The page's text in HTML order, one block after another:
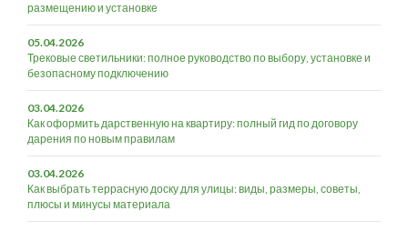
размещению и установке
05.04.2026
Трековые светильники: полное руководство по выбору, установке и
безопасному подключению
03.04.2026
Как оформить дарственную на квартиру: полный гид по договору
дарения по новым правилам
03.04.2026
Как выбрать террасную доску для улицы: виды, размеры, советы,
плюсы и минусы материала